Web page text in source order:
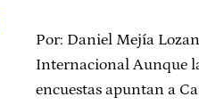
Por: Daniel Mejía
Internacional Aunque
encuestas apuntan a